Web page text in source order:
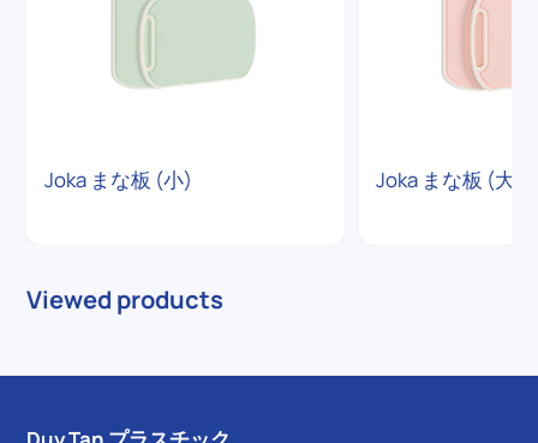
Joka まな板 (小) Joka まな板 (大)
Viewed products